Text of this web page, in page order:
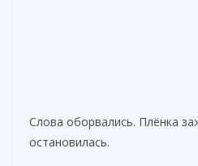
Слова оборвались. Плёнка
остановилась.